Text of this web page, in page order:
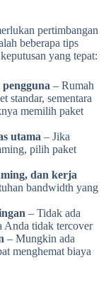
pertimbangan
beberapa tips
yang tepat:
– Rumah
standar, sementara
memilih paket
utama – Jika
pilih paket
dan kerja
bandwidth yang
– Tidak ada
Anda tidak tercover
– Mungkin ada
menghemat biaya